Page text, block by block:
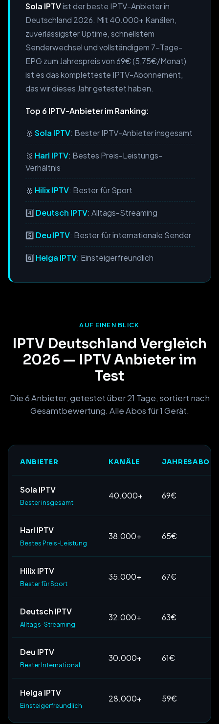
Sola IPTVist der beste IPTV-Anbieter in
Deutschland 2026. Mit 40.000+ Kanälen,
zuverlässigster Uptime, schnellstem
Senderwechsel und vollständigem 7-Tage-
EPG zum Jahrespreis von 69€ (5,75€/Monat)
ist es das kompletteste IPTV-Abonnement,
das wir dieses Jahr getestet haben.
Top 6 IPTV-Anbieter im Ranking:
🥇 Sola IPTV: Bester IPTV-Anbieter insgesamt
🥈 Harl IPTV: Bestes Preis-Leistungs-
Verhältnis
🥉 Hilix IPTV: Bester für Sport
4️⃣ Deutsch IPTV: Alltags-Streaming
5️⃣ Deu IPTV: Bester für internationale Sender
6️⃣ Helga IPTV: Einsteigerfreundlich
AUF EINEN BLICK
IPTV Deutschland Vergleich
2026 — IPTV Anbieter im
Test
Die 6 Anbieter, getestet über 21 Tage, sortiert nach
Gesamtbewertung. Alle Abos für 1 Gerät.
ANBIETER KANÄLE JAHRESABO
Sola IPTV
Bester insgesamt
40.000+ 69€
Harl IPTV
Bestes Preis-Leistung
38.000+ 65€
Hilix IPTV
Bester für Sport
35.000+ 67€
Deutsch IPTV
Alltags-Streaming
32.000+ 63€
Deu IPTV
Bester International
30.000+ 61€
Helga IPTV
Einsteigerfreundlich
28.000+ 59€